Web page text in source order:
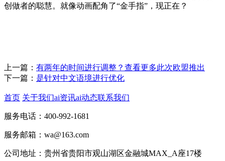
创做者的聪慧。就像动画配角了“金手指”，现正在？
上一篇： 有两年的时间进行调整？查看更多此次欧盟推出
下一篇： 是针对中文语境进行优化
首页 关于我们ai资讯ai动态联系我们
服务电话：400-992-1681
服务邮箱：wa@163.com
公司地址：贵州省贵阳市观山湖区金融城MAX_A座17楼